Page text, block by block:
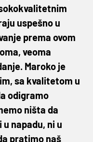
uspešno u
prema ovom
veoma
Maroko je
sa kvalitetom u
odigramo
ništa da
napadu, ni u
pratimo naš